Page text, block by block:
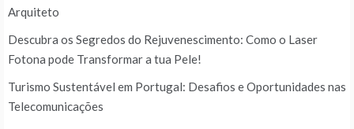
Arquiteto
Descubra os Segredos do Rejuvenescimento: Como o Laser
Fotona pode Transformar a tua Pele!
Turismo Sustentável em Portugal: Desafios e Oportunidades nas
Telecomunicações